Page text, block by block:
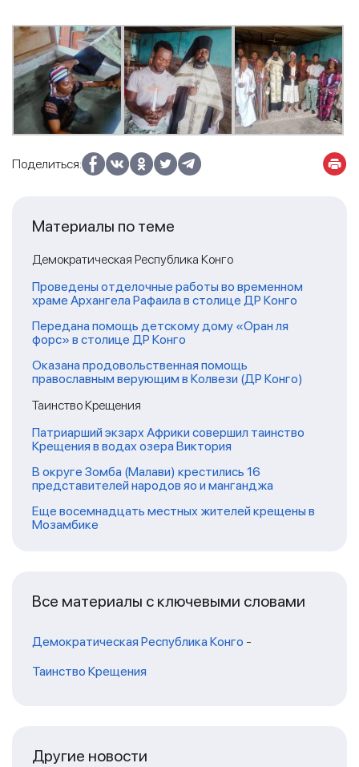
Поделиться:
Материалы по теме
Демократическая Республика Конго
Проведены отделочные работы во временном
храме Архангела Рафаила в столице ДР Конго
Передана помощь детскому дому «Оран ля
форс» в столице ДР Конго
Оказана продовольственная помощь
православным верующим в Колвези (ДР Конго)
Таинство Крещения
Патриарший экзарх Африки совершил таинство
Крещения в водах озера Виктория
В округе Зомба (Малави) крестились 16
представителей народов яо и манганджа
Еще восемнадцать местных жителей крещены в
Мозамбике
Все материалы с ключевыми словами
Демократическая Республика Конго -
Таинство Крещения
Другие новости